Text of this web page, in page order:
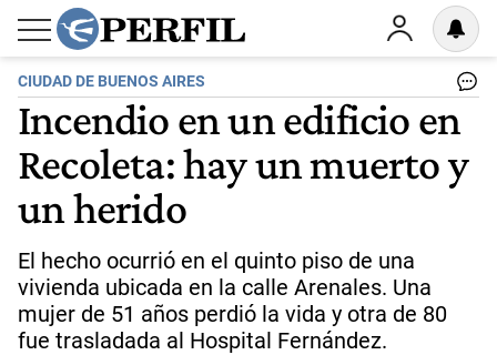
CIUDAD DE BUENOS AIRES
Incendio en un edificio en
Recoleta: hay un muerto y
un herido
El hecho ocurrió en el quinto piso de una
vivienda ubicada en la calle Arenales. Una
mujer de 51 años perdió la vida y otra de 80
fue trasladada al Hospital Fernández.